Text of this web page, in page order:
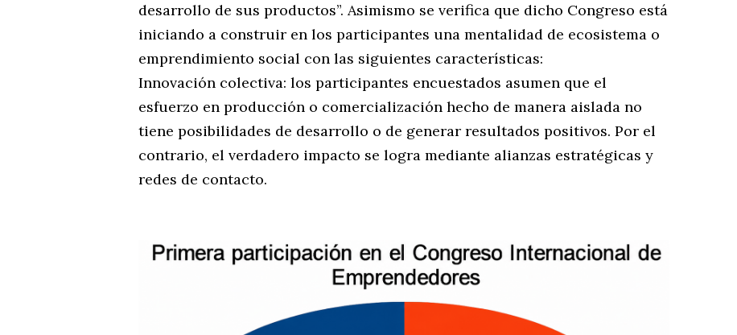
desarrollo de sus productos”. Asimismo se verifica que dicho Congreso está
iniciando a construir en los participantes una mentalidad de ecosistema o
emprendimiento social con las siguientes características:
Innovación colectiva: los participantes encuestados asumen que el
esfuerzo en producción o comercialización hecho de manera aislada no
tiene posibilidades de desarrollo o de generar resultados positivos. Por el
contrario, el verdadero impacto se logra mediante alianzas estratégicas y
redes de contacto.